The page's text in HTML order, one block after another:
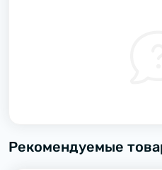
Рекомендуемые